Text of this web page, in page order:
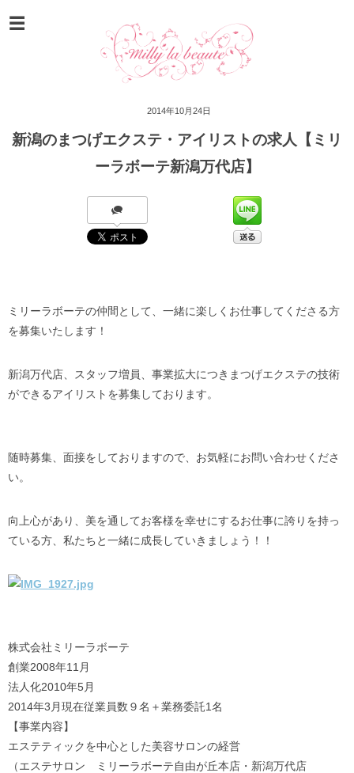
2014年10月24日
新潟のまつげエクステ・アイリストの求人【ミリ
ーラボーテ新潟万代店】
ミリーラボーテの仲間として、一緒に楽しくお仕事してくださる方
を募集いたします！
新潟万代店、スタッフ増員、事業拡大につきまつげエクステの技術
ができるアイリストを募集しております。
随時募集、面接をしておりますので、お気軽にお問い合わせくださ
い。
向上心があり、美を通してお客様を幸せにするお仕事に誇りを持っ
ている方、私たちと一緒に成長していきましょう！！
株式会社ミリーラボーテ
創業2008年11月
法人化2010年5月
2014年3月現在従業員数９名＋業務委託1名
【事業内容】
エステティックを中心とした美容サロンの経営
（エステサロン ミリーラボーテ自由が丘本店・新潟万代店